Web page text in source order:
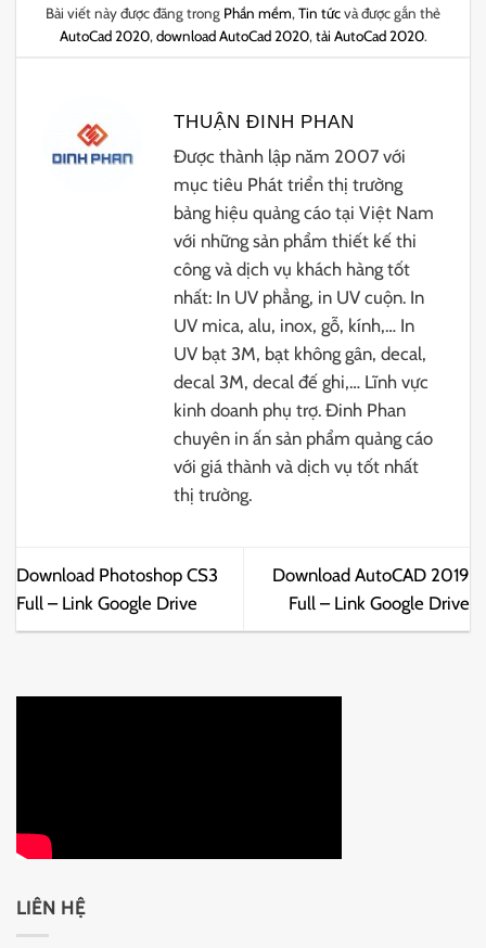
Bài viết này được đăng trong Phần mềm, Tin tứcvà được gắn thẻ
AutoCad 2020, download AutoCad 2020, tải AutoCad 2020.
THUẬN ĐINH PHAN
Được thành lập năm 2007 với
mục tiêu Phát triển thị trường
bảng hiệu quảng cáo tại Việt Nam
với những sản phẩm thiết kế thi
công và dịch vụ khách hàng tốt
nhất: In UV phẳng, in UV cuộn. In
UV mica, alu, inox, gỗ, kính,… In
UV bạt 3M, bạt không gân, decal,
decal 3M, decal đế ghi,… Lĩnh vực
kinh doanh phụ trợ. Đinh Phan
chuyên in ấn sản phẩm quảng cáo
với giá thành và dịch vụ tốt nhất
thị trường.
Download Photoshop CS3
Full – Link Google Drive
Download AutoCAD 2019
Full – Link Google Drive
LIÊN HỆ